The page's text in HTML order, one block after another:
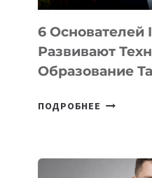
6 Основателей
Развивают
Образование
ПОДРОБНЕЕ
КОТОРЫЕ